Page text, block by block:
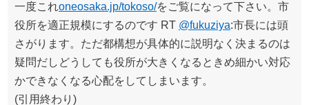
一度これoneosaka.jp/tokoso/をご覧になって下さい。市
役所を適正規模にするのです RT @fukuziya:市長には頭
さがります。ただ都構想が具体的に説明なく決まるのは
疑問だしどうしても役所が大きくなるときめ細かい対応
かできなくなる心配をしてしまいます。
(引用終わり)